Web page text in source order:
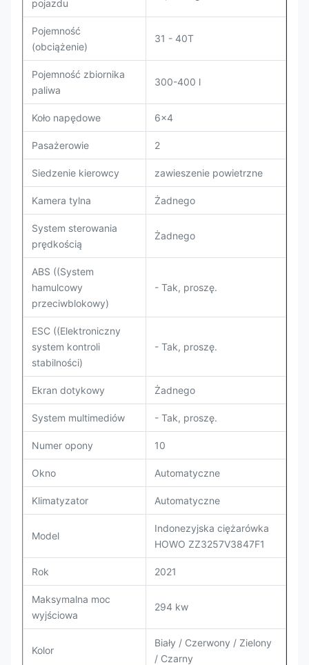
pojazdu
Pojemność
(obciążenie)
31 - 40T
Pojemność zbiornika
paliwa
300-400 l
Koło napędowe 6x4
Pasażerowie 2
Siedzenie kierowcy zawieszenie powietrzne
Kamera tylna Żadnego
System sterowania
prędkością
Żadnego
ABS ((System
hamulcowy
przeciwblokowy)
- Tak, proszę.
ESC ((Elektroniczny
system kontroli
stabilności)
- Tak, proszę.
Ekran dotykowy Żadnego
System multimediów - Tak, proszę.
Numer opony 10
Okno Automatyczne
Klimatyzator Automatyczne
Model
Indonezyjska ciężarówka
HOWO ZZ3257V3847F1
Rok 2021
Maksymalna moc
wyjściowa
294 kw
Kolor
Biały / Czerwony / Zielony
/ Czarny